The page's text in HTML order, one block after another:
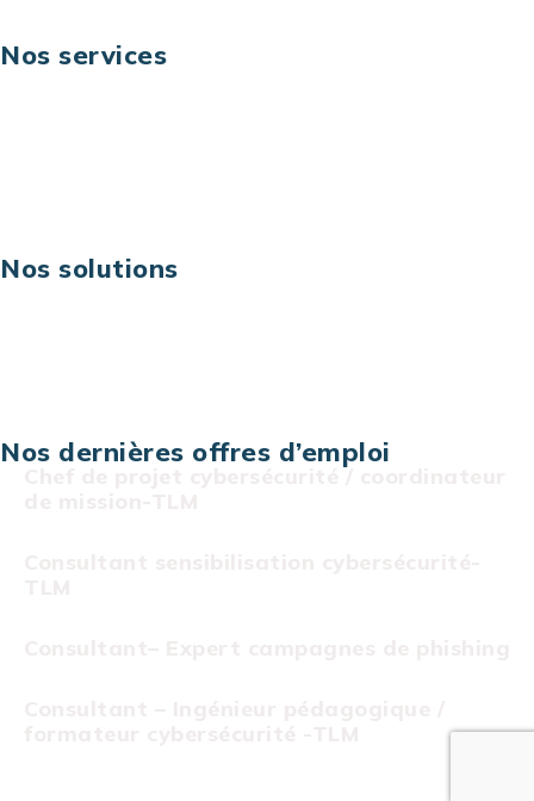
Nos services
Nos solutions
Nos dernières offres d’emploi
Chef de projet cybersécurité / coordinateur